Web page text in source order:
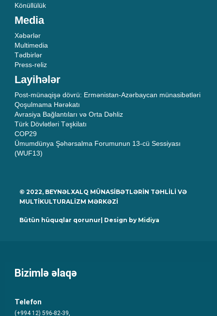
Könüllülük
Media
Xəbərlər
Multimedia
Tədbirlər
Press-reliz
Layihələr
Post-münaqişə dövrü: Ermənistan-Azərbaycan münasibətləri
Qoşulmama Hərəkatı
Avrasiya Bağlantıları və Orta Dəhliz
Türk Dövlətləri Təşkilatı
COP29
Ümumdünya Şəhərsalma Forumunun 13-cü Sessiyası
(WUF13)
© 2022, BEYNƏLXALQ MÜNASİBƏTLƏRİN TƏHLİLİ VƏ
MULTİKULTURALİZM MƏRKƏZİ
Bütün hüquqlar qorunur| Design by Midiya
Bizimlə əlaqə
Telefon
(+994 12) 596-82-39,